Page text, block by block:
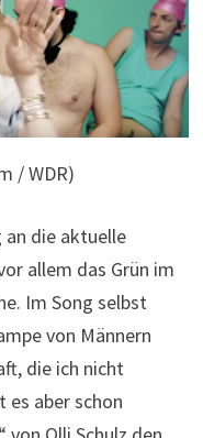
/ WDR)
an die aktuelle
allem das Grün im
Im Song selbst
von Männern
die ich nicht
es aber schon